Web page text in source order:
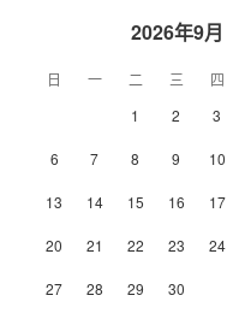
2026年9月
日 一 二 三
四
1
2 3
6 7 8 9 10
13 14 15 16 17
20 21 22 23 24
27 28 29 30
電視機